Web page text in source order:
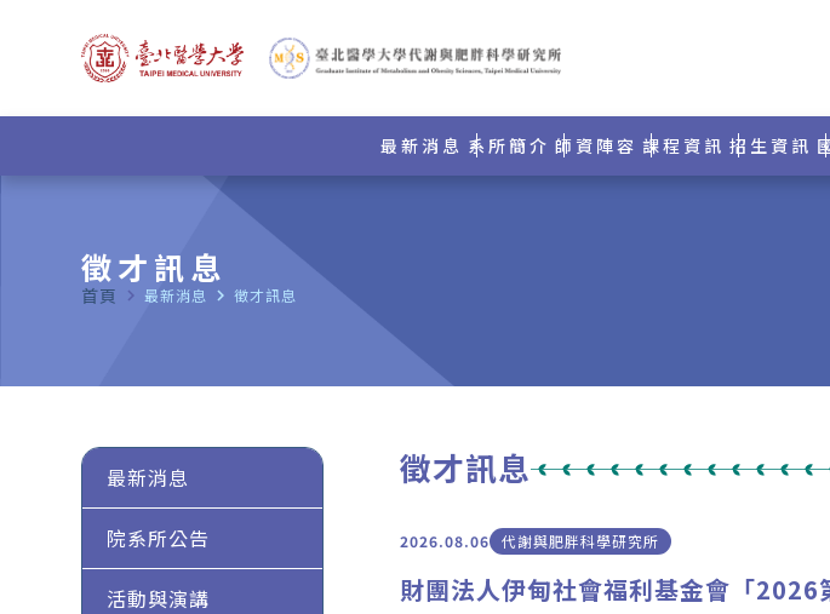
最新消息 系所簡介 師資陣容 課程資訊 招生資訊
徵才訊息
首頁 navigate_next 最新消息 navigate_next 徵才訊息
最新消息
院系所公告
活動與演講
徵才訊息
2026.08.06 代謝與肥胖科學研究所
財團法人伊甸社會福利基金會「